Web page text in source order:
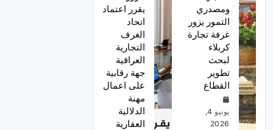
ومصدري
التمور يزور
غرفة تجارة
كربلاء
لبحث
تطوير
القطاع
يونيو 4,
2026
يقرر اعتماد
اتحاد
الغرف
التجارية
العراقية
جهة رقابية
على اعمال
مهنة
الدلالية
العقارية